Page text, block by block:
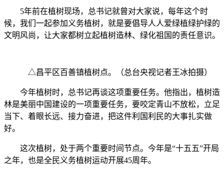
5年前在植树现场，总书记就曾对大家说，每年这个时
候，我们一起参加义务植树，就是要倡导人人爱绿植绿护绿的
文明风尚，让大家都树立起植树造林、绿化祖国的责任意识。
△昌平区百善镇植树点。（总台央视记者王冰拍摄）
今年植树时，总书记再谈这项重要任务。他指出，植树造
林是美丽中国建设的一项重要任务，要咬定青山不放松，立足
当下、着眼长远、接力奋进，把这件利国利民的大事扎实做
好。
这次植树，处于两个重要时间节点。今年是“十五五”开局
之年，也是全民义务植树运动开展45周年。